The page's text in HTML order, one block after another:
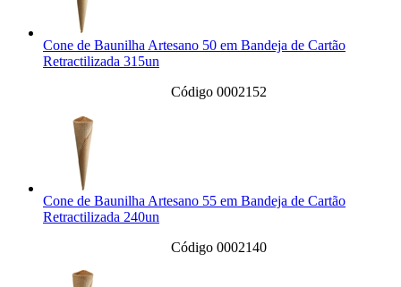
Cone de Baunilha Artesano 50 em Bandeja de Cartão
Retractilizada 315un
Código 0002152
Cone de Baunilha Artesano 55 em Bandeja de Cartão
Retractilizada 240un
Código 0002140